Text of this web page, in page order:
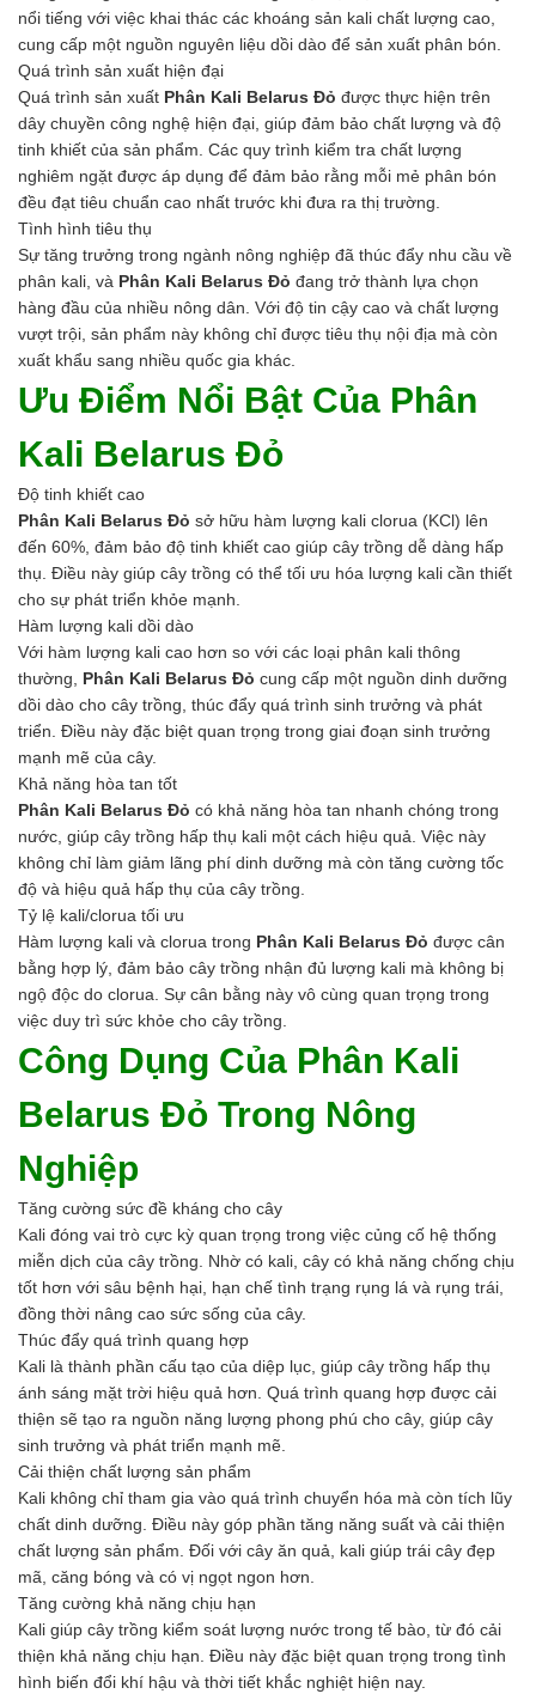
DUNG MÔI CÔNG NGHIỆP
Pha sơn nước
Pha sơn epoxy
Pha sơn dầu
Pha sơn tĩnh điện
Dung môi khác
HƯƠNG LIỆU TINH DẦU
HÓA CHẤT CÔNG NGHIỆP
Axit
Hóa chất khác
Kiềm
Muối
Kim loại màu
Oxit kim loại
HÓA CHẤT THÍ NGHIỆM
Thiết bị phòng thí nghiệm
HÓA CHẤT NÔNG NGHIỆP
Nguyên liệu phân bón
Chế phẩm sinh học
Nguyên liệu chăn nuôi
HÓA CHẤT XÂY DỰNG
Chống thấm sika
Silicone Dow Corning
Silicone KCC
Silicone Apollo
Silicone Kingbond
Silicone Shinetsu
Keo Silicone
Hóa chất khác
Giới Thiệu
Đối tác
Quy trình sản xuất
Tin tức
VMC GROUP
Ngành Hóa Chất
Tẩy Rửa Diệt Khuẩn
Ngành Thực Phẩm
Ngành Nông Nghiệp
Ngành Thủy Sản
Ngành Môi Trường
Ngành Nhựa
Ngành Xây Dựng
Ngành Cao Su
Ngành Xi Mạ
Ngành Thủy Tinh
Ngành Dệt Nhuộm
Ngành Sơn
Ngành In Ấn Bao Bì
Ngành Gốm Sứ
Ngành Gỗ
Ngành Mỹ Phẩm
Ngành Hóa Dầu
Ngành Giấy
Liên hệ
Tuyển dụng
nổi tiếng với việc khai thác các khoáng sản kali chất lượng cao,
cung cấp một nguồn nguyên liệu dồi dào để sản xuất phân bón.
Quá trình sản xuất hiện đại
Quá trình sản xuất Phân Kali Belarus Đỏ được thực hiện trên
dây chuyền công nghệ hiện đại, giúp đảm bảo chất lượng và độ
tinh khiết của sản phẩm. Các quy trình kiểm tra chất lượng
nghiêm ngặt được áp dụng để đảm bảo rằng mỗi mẻ phân bón
đều đạt tiêu chuẩn cao nhất trước khi đưa ra thị trường.
Tình hình tiêu thụ
Sự tăng trưởng trong ngành nông nghiệp đã thúc đẩy nhu cầu về
phân kali, và Phân Kali Belarus Đỏ đang trở thành lựa chọn
hàng đầu của nhiều nông dân. Với độ tin cậy cao và chất lượng
vượt trội, sản phẩm này không chỉ được tiêu thụ nội địa mà còn
xuất khẩu sang nhiều quốc gia khác.
Ưu Điểm Nổi Bật Của Phân
Kali Belarus Đỏ
Độ tinh khiết cao
Phân Kali Belarus Đỏ sở hữu hàm lượng kali clorua (KCl) lên
đến 60%, đảm bảo độ tinh khiết cao giúp cây trồng dễ dàng hấp
thụ. Điều này giúp cây trồng có thể tối ưu hóa lượng kali cần thiết
cho sự phát triển khỏe mạnh.
Hàm lượng kali dồi dào
Với hàm lượng kali cao hơn so với các loại phân kali thông
thường, Phân Kali Belarus Đỏ cung cấp một nguồn dinh dưỡng
dồi dào cho cây trồng, thúc đẩy quá trình sinh trưởng và phát
triển. Điều này đặc biệt quan trọng trong giai đoạn sinh trưởng
mạnh mẽ của cây.
Khả năng hòa tan tốt
Phân Kali Belarus Đỏ có khả năng hòa tan nhanh chóng trong
nước, giúp cây trồng hấp thụ kali một cách hiệu quả. Việc này
không chỉ làm giảm lãng phí dinh dưỡng mà còn tăng cường tốc
độ và hiệu quả hấp thụ của cây trồng.
Tỷ lệ kali/clorua tối ưu
Hàm lượng kali và clorua trong Phân Kali Belarus Đỏ được cân
bằng hợp lý, đảm bảo cây trồng nhận đủ lượng kali mà không bị
ngộ độc do clorua. Sự cân bằng này vô cùng quan trọng trong
việc duy trì sức khỏe cho cây trồng.
Công Dụng Của Phân Kali
Belarus Đỏ Trong Nông
Nghiệp
Tăng cường sức đề kháng cho cây
Kali đóng vai trò cực kỳ quan trọng trong việc củng cố hệ thống
miễn dịch của cây trồng. Nhờ có kali, cây có khả năng chống chịu
tốt hơn với sâu bệnh hại, hạn chế tình trạng rụng lá và rụng trái,
đồng thời nâng cao sức sống của cây.
Thúc đẩy quá trình quang hợp
Kali là thành phần cấu tạo của diệp lục, giúp cây trồng hấp thụ
ánh sáng mặt trời hiệu quả hơn. Quá trình quang hợp được cải
thiện sẽ tạo ra nguồn năng lượng phong phú cho cây, giúp cây
sinh trưởng và phát triển mạnh mẽ.
Cải thiện chất lượng sản phẩm
Kali không chỉ tham gia vào quá trình chuyển hóa mà còn tích lũy
chất dinh dưỡng. Điều này góp phần tăng năng suất và cải thiện
chất lượng sản phẩm. Đối với cây ăn quả, kali giúp trái cây đẹp
mã, căng bóng và có vị ngọt ngon hơn.
Tăng cường khả năng chịu hạn
Kali giúp cây trồng kiểm soát lượng nước trong tế bào, từ đó cải
thiện khả năng chịu hạn. Điều này đặc biệt quan trọng trong tình
hình biến đổi khí hậu và thời tiết khắc nghiệt hiện nay.